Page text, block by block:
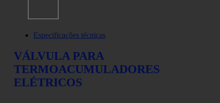
Especificações técnicas
VÁLVULA PARA
TERMOACUMULADORES
ELÉTRICOS